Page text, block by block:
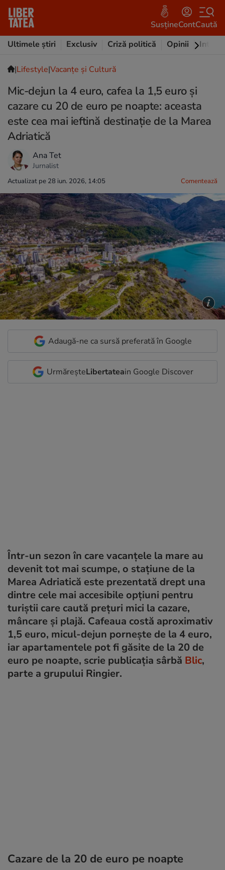
SusțineContCaută
Ultimele știri
Exclusiv Criză politică Opinii
|Lifestyle|Vacanțe și Cultură
Mic-dejun la 4 euro, cafea la 1,5 euro și
cazare cu 20 de euro pe noapte: aceasta
este cea mai ieftină destinație de la Marea
Adriatică
Ana Tet
Jurnalist
Actualizat pe 28 iun. 2026, 14:05 Comentează
Adaugă-ne ca sursă preferată în Google
UrmăreșteLibertateain Google Discover
Într-un sezon în care vacanțele la mare au
devenit tot mai scumpe, o stațiune de la
Marea Adriatică este prezentată drept una
dintre cele mai accesibile opțiuni pentru
turiștii care caută prețuri mici la cazare,
mâncare și plajă. Cafeaua costă aproximativ
1,5 euro, micul-dejun pornește de la 4 euro,
iar apartamentele pot fi găsite de la 20 de
euro pe noapte, scrie publicația sârbă Blic,
parte a grupului Ringier.
Cazare de la 20 de euro pe noapte